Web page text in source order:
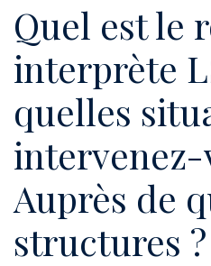
Quel est le
interprète
quelles
intervenez-
Auprès de
structures ?